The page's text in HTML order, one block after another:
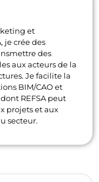
et
je crée des
des
aux acteurs de la
Je facilite la
BIM/CAO et
REFSA peut
projets et aux
secteur.